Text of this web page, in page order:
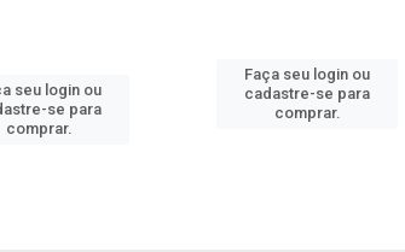
seu login ou
se para
comprar.
Faça seu login ou
cadastre-se para
comprar.